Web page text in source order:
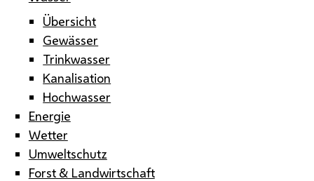
Übersicht
Gewässer
Trinkwasser
Kanalisation
Hochwasser
Energie
Wetter
Umweltschutz
Forst & Landwirtschaft